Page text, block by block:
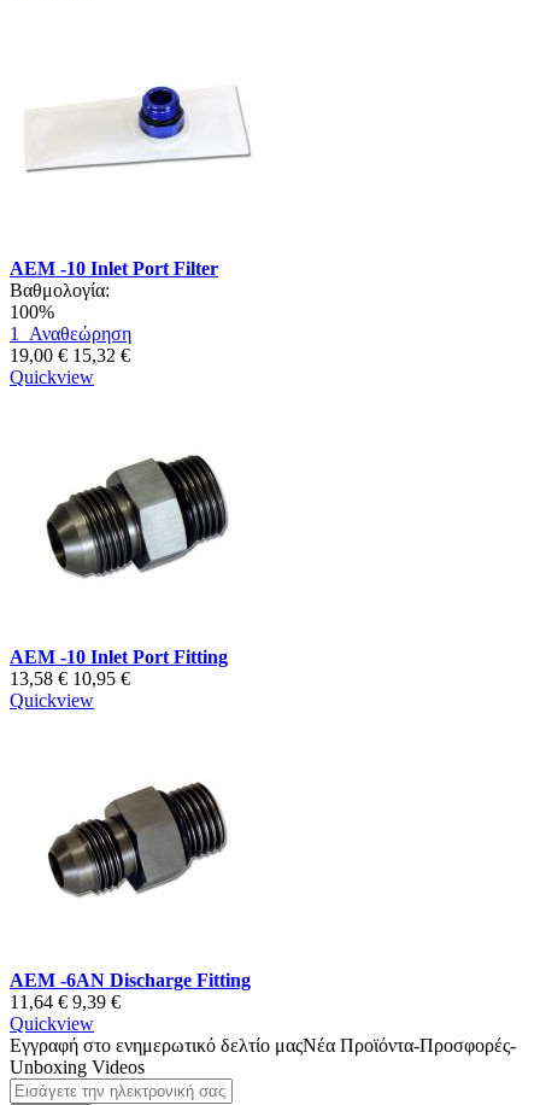
AEM -10 Inlet Port Filter
Βαθμολογία:
100%
1 Αναθεώρηση
19,00 € 15,32 €
Quickview
AEM -10 Inlet Port Fitting
13,58 € 10,95 €
Quickview
AEM -6AN Discharge Fitting
11,64 € 9,39 €
Quickview
Εγγραφή στο ενημερωτικό δελτίο μαςΝέα Προϊόντα-Προσφορές-
Unboxing Videos